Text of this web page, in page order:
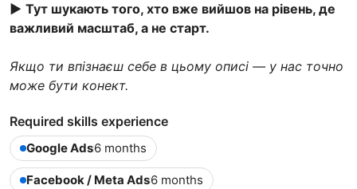
▶️ Тут шукають того, хто вже вийшов на рівень, де
важливий масштаб, а не старт.
Якщо ти впізнаєш себе в цьому описі — у нас точно
може бути конект.
Required skills experience
Google Ads6 months
Facebook / Meta Ads6 months